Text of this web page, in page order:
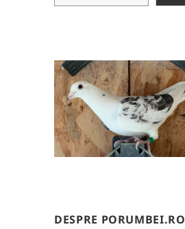
DESPRE PORUMBEI.RO